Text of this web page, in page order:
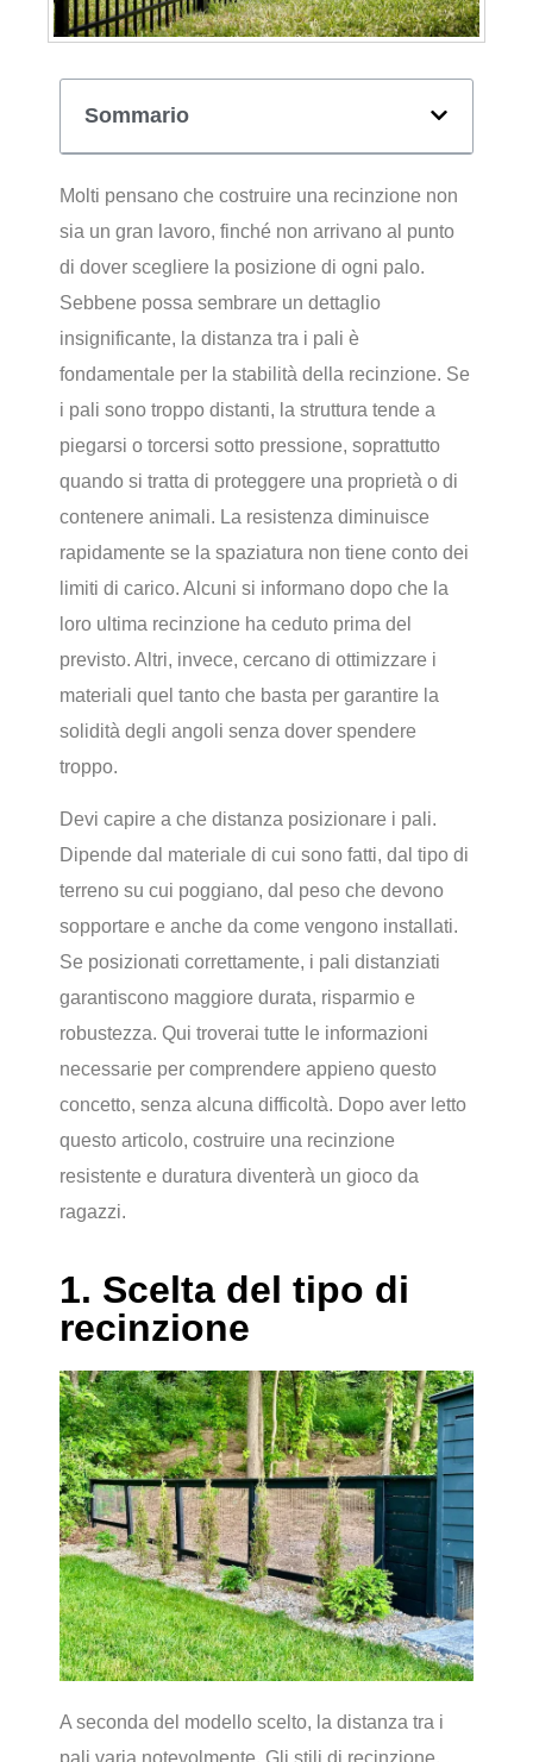
Sommario
Molti pensano che costruire una recinzione non
sia un gran lavoro, finché non arrivano al punto
di dover scegliere la posizione di ogni palo.
Sebbene possa sembrare un dettaglio
insignificante, la distanza tra i pali è
fondamentale per la stabilità della recinzione. Se
i pali sono troppo distanti, la struttura tende a
piegarsi o torcersi sotto pressione, soprattutto
quando si tratta di proteggere una proprietà o di
contenere animali. La resistenza diminuisce
rapidamente se la spaziatura non tiene conto dei
limiti di carico. Alcuni si informano dopo che la
loro ultima recinzione ha ceduto prima del
previsto. Altri, invece, cercano di ottimizzare i
materiali quel tanto che basta per garantire la
solidità degli angoli senza dover spendere
troppo.
Devi capire a che distanza posizionare i pali.
Dipende dal materiale di cui sono fatti, dal tipo di
terreno su cui poggiano, dal peso che devono
sopportare e anche da come vengono installati.
Se posizionati correttamente, i pali distanziati
garantiscono maggiore durata, risparmio e
robustezza. Qui troverai tutte le informazioni
necessarie per comprendere appieno questo
concetto, senza alcuna difficoltà. Dopo aver letto
questo articolo, costruire una recinzione
resistente e duratura diventerà un gioco da
ragazzi.
1. Scelta del tipo di
recinzione
A seconda del modello scelto, la distanza tra i